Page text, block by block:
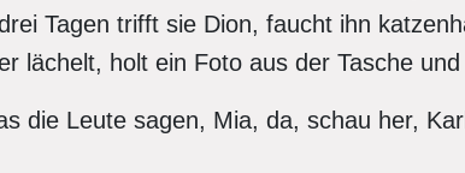
Tagen trifft sie Dion, faucht ihn
lächelt, holt ein Foto aus der Tasche und
die Leute sagen, Mia, da, schau her,